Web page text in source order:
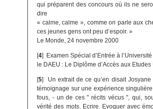
qui préparent des concours où ils ne
dire
« calme, calme », comme on parle aux
ces jeunes gens ont peu d’espoir. »
Le Monde, 24 novembre 2000
[4] Examen Spécial d’Entrée à
le DAEU : Le Diplôme d’Accès aux
[5]
Un extrait de ce qu’en disait
témoignage sur une expérience
fous, - un de ces " récits vécus ", qui,
vérité des mots. Ecrire. Evoquer avec